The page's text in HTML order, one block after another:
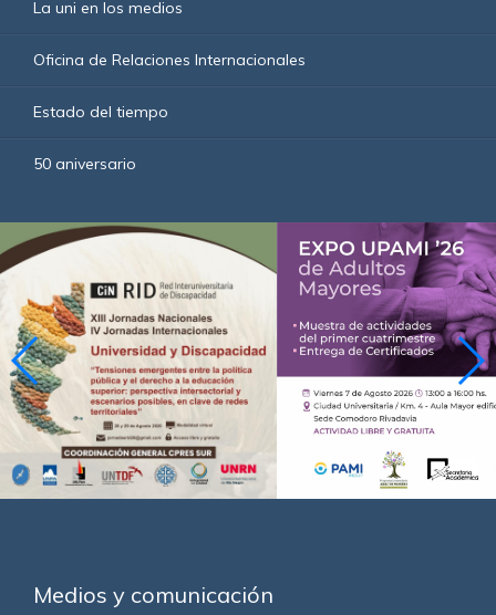
La uni en los medios
Oficina de Relaciones Internacionales
Estado del tiempo
50 aniversario
Medios y comunicación